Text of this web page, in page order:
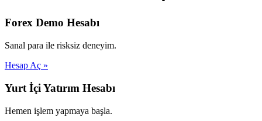
Forex Demo Hesabı
Sanal para ile risksiz deneyim.
Hesap Aç »
Yurt İçi Yatırım Hesabı
Hemen işlem yapmaya başla.